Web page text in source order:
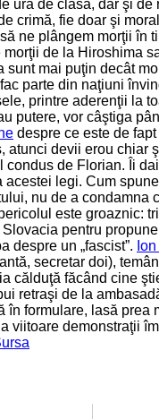
ură de clasă, dar şi
crimă, fie doar şi
ne plângem morţii
de la Hiroshima
mai puţin decât
parte din naţiuni
printre aderenţii la
putere, vor câştiga
despre ce este de
devii erou
de Florian. Îi
legi. Cum
nu de a condamna
este groaznic:
pentru
despre un „fascist”.
secretar doi),
călduţă făcând cine
retraşi de la
formulare, lasă
viitoare demonstraţii